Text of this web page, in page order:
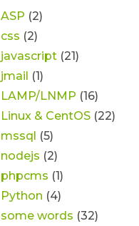
ASP (2)
css (2)
javascript (21)
jmail (1)
LAMP/LNMP (16)
Linux & CentOS (22)
mssql (5)
nodejs (2)
phpcms (1)
Python (4)
some words (32)